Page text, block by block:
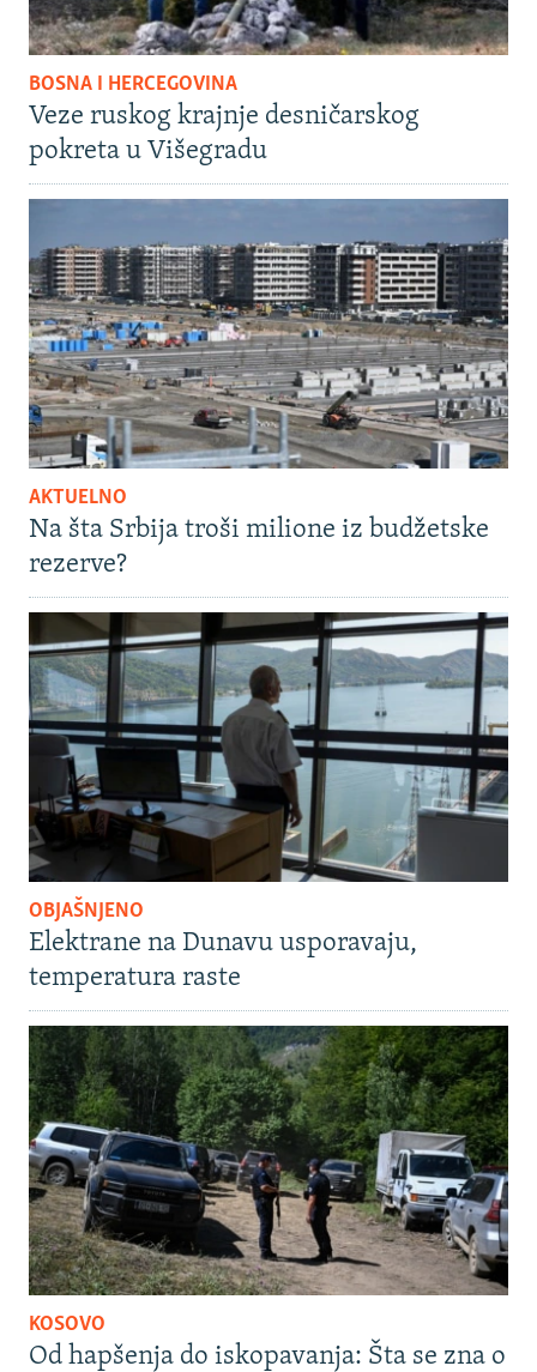
BOSNA I HERCEGOVINA
Veze ruskog krajnje desničarskog
pokreta u Višegradu
AKTUELNO
Na šta Srbija troši milione iz budžetske
rezerve?
OBJAŠNJENO
Elektrane na Dunavu usporavaju,
temperatura raste
KOSOVO
Od hapšenja do iskopavanja: Šta se zna o